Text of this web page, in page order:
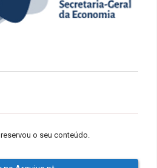
o seu conteúdo.